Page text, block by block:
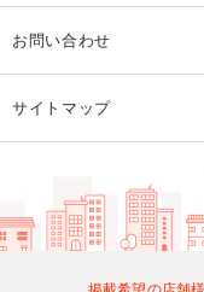
お問い合わせ
サイトマップ